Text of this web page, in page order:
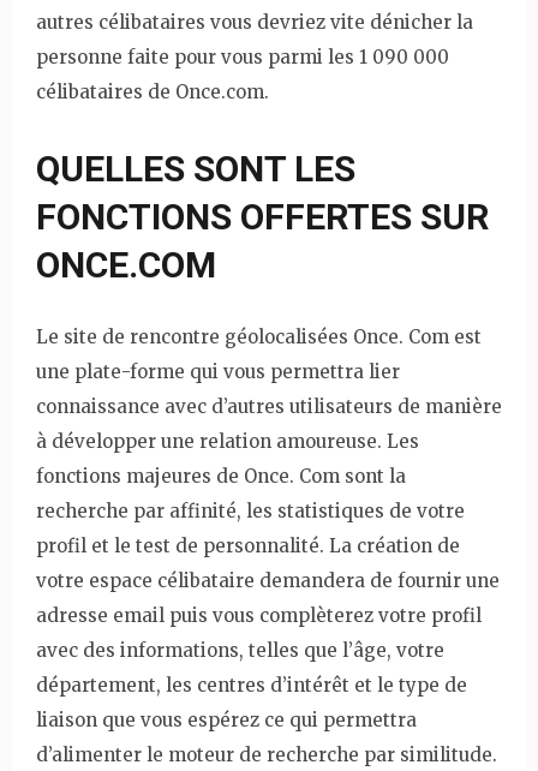
autres célibataires vous devriez vite dénicher la
personne faite pour vous parmi les 1 090 000
célibataires de Once.com.
QUELLES SONT LES
FONCTIONS OFFERTES SUR
ONCE.COM
Le site de rencontre géolocalisées Once. Com est
une plate-forme qui vous permettra lier
connaissance avec d’autres utilisateurs de manière
à développer une relation amoureuse. Les
fonctions majeures de Once. Com sont la
recherche par affinité, les statistiques de votre
profil et le test de personnalité. La création de
votre espace célibataire demandera de fournir une
adresse email puis vous complèterez votre profil
avec des informations, telles que l’âge, votre
département, les centres d’intérêt et le type de
liaison que vous espérez ce qui permettra
d’alimenter le moteur de recherche par similitude.